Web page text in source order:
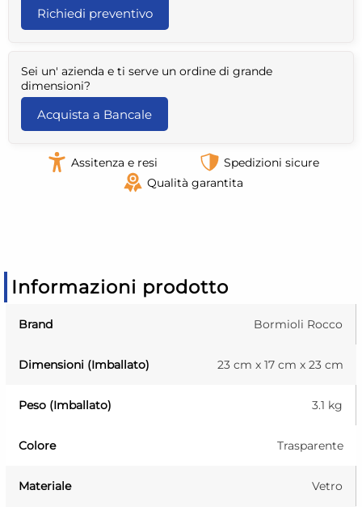
Richiedi preventivo
Sei un' azienda e ti serve un ordine di grande
dimensioni?
Acquista a Bancale
Assitenza e resi
Spedizioni sicure
Qualità garantita
Informazioni prodotto
Brand Bormioli Rocco
Dimensioni (Imballato) 23 cm x 17 cm x 23 cm
Peso (Imballato) 3.1 kg
Colore Trasparente
Materiale Vetro